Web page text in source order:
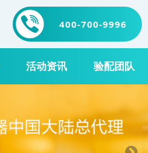
400-700-9996
活动资讯 验配团队